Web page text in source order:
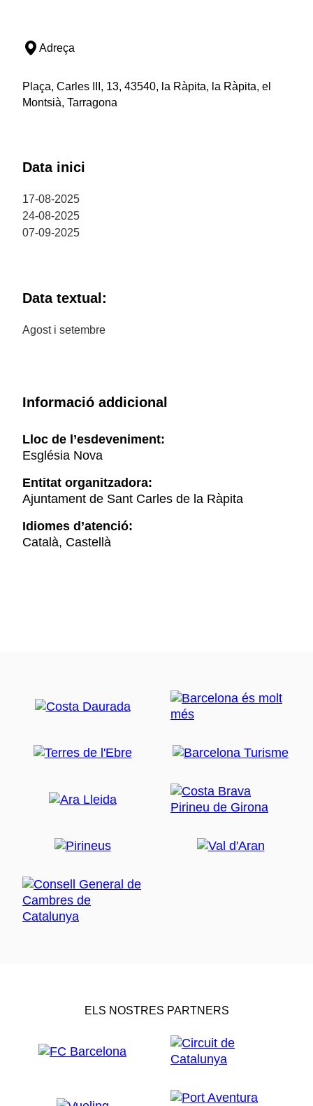
Adreça
Plaça, Carles III, 13, 43540, la Ràpita, la Ràpita, el
Montsià, Tarragona
Data inici
17-08-2025
24-08-2025
07-09-2025
Data textual:
Agost i setembre
Informació addicional
Lloc de l’esdeveniment:
Església Nova
Entitat organitzadora:
Ajuntament de Sant Carles de la Ràpita
Idiomes d’atenció:
Català, Castellà
ELS NOSTRES PARTNERS